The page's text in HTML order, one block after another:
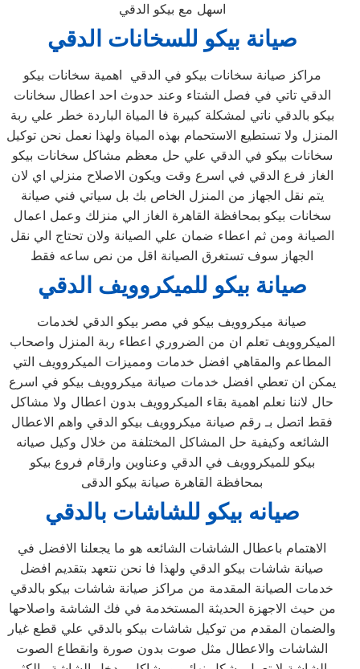
اسهل مع بيكو الدقي
صيانة بيكو للسخانات الدقي
مراكز صيانة سخانات بيكو في الدقي اهمية سخانات بيكو
الدقي تاتي في فصل الشتاء وعند حدوث احد اعطال سخانات
بيكو بالدقي ناتي لمشكلة كبيرة فا المياة الباردة خطر علي ربة
المنزل ولا تستطيع الاستحمام بهذه المياة ولهذا نعمل نحن توكيل
سخانات بيكو في الدقي علي حل معظم مشاكل سخانات بيكو
الغاز فرع الدقي في اسرع وقت ويكون الاصلاح منزلي اي لان
يتم نقل الجهاز من المنزل الخاص بك بل سياتي فني صيانة
سخانات بيكو بمحافظة القاهرة الغاز الي منزلك وعمل اعمال
الصيانة ومن ثم اعطاء ضمان علي الصيانة ولان تحتاج الي نقل
الجهاز سوف تستغرق الصيانة اقل من نص ساعه فقط
صيانة بيكو للميكروويف الدقي
صيانة ميكروويف بيكو في مصر بيكو الدقي لخدمات
الميكروويف تعلم ان من الضروري اعطاء ربة المنزل واصحاب
المطاعم والمقاهي افضل خدمات ومميزات الميكروويف التي
يمكن ان تعطي افضل خدمات صيانة ميكروويف بيكو في اسرع
حال لاننا نعلم اهمية بقاء الميكروويف بدون اعطال ولا مشاكل
فقط اتصل بـ رقم صيانة ميكروويف بيكو الدقي واهم الاعطال
الشائعه وكيفية حل المشاكل المختلفة من خلال وكيل صيانه
بيكو للميكروويف في الدقي وعناوين وارقام فروع بيكو
بمحافظة القاهرة صيانة بيكو الدقى
صيانه بيكو للشاشات بالدقي
الاهتمام باعطال الشاشات الشائعه هو ما يجعلنا الافضل في
صيانة شاشات بيكو الدقي ولهذا فا نحن نتعهد بتقديم افضل
خدمات الصيانة المقدمة من مراكز صيانة شاشات بيكو بالدقي
من حيث الاجهزة الحديثة المستخدمة في فك الشاشة واصلاحها
والضمان المقدم من توكيل شاشات بيكو بالدقي علي قطع غيار
الشاشات والاعطال مثل صوت بدون صورة وانقطاع الصوت